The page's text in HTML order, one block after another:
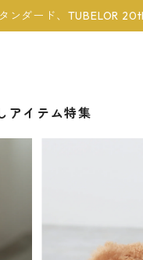
ンダード、TUBELOR
アイテム特集